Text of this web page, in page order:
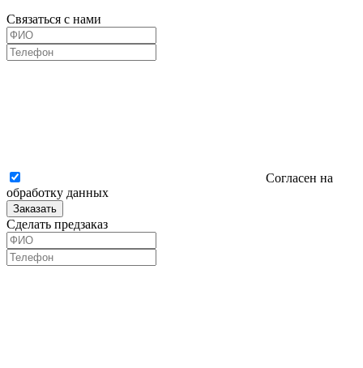
Связаться с нами
Согласен на
обработку данных
Заказать
Сделать предзаказ